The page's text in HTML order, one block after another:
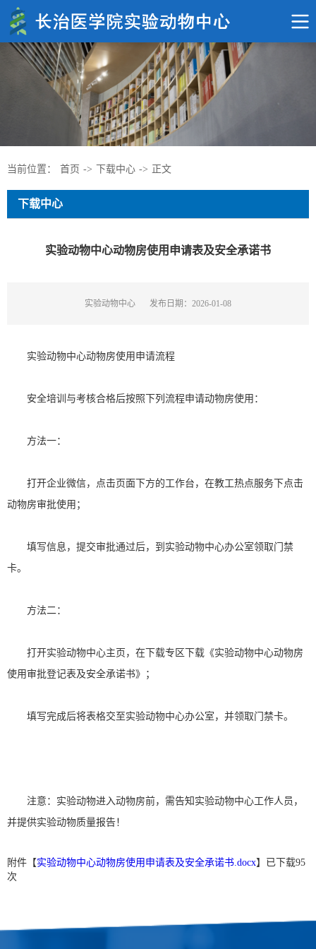
当前位置： 首页 -> 下载中心 -> 正文
下载中心
实验动物中心动物房使用申请表及安全承诺书
实验动物中心 发布日期：2026-01-08
实验动物中心动物房使用申请流程
安全培训与考核合格后按照下列流程申请动物房使用：
方法一：
打开企业微信，点击页面下方的工作台，在教工热点服务下点击
动物房审批使用；
填写信息，提交审批通过后，到实验动物中心办公室领取门禁
卡。
方法二：
打开实验动物中心主页，在下载专区下载《实验动物中心动物房
使用审批登记表及安全承诺书》；
填写完成后将表格交至实验动物中心办公室，并领取门禁卡。
注意：实验动物进入动物房前，需告知实验动物中心工作人员，
并提供实验动物质量报告！
附件【实验动物中心动物房使用申请表及安全承诺书.docx】已下载95
次